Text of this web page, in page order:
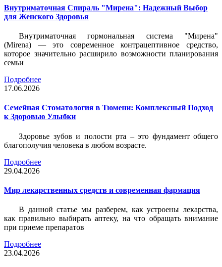
Внутриматочная Спираль "Мирена": Надежный Выбор
для Женского Здоровья
Внутриматочная гормональная система "Мирена"
(Mirena) — это современное контрацептивное средство,
которое значительно расширило возможности планирования
семьи
Подробнее
17.06.2026
Семейная Стоматология в Тюмени: Комплексный Подход
к Здоровью Улыбки
Здоровье зубов и полости рта – это фундамент общего
благополучия человека в любом возрасте.
Подробнее
29.04.2026
Мир лекарственных средств и современная фармация
В данной статье мы разберем, как устроены лекарства,
как правильно выбирать аптеку, на что обращать внимание
при приеме препаратов
Подробнее
23.04.2026